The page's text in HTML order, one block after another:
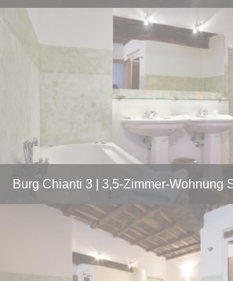
Burg Chianti 3 | 3,5-Zimmer-Wohnung